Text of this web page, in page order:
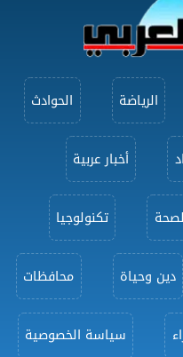
الرياضة الحوادث
أخبار عربية
تكنولوجيا
دين وحياة محافظات
سياسة الخصوصية